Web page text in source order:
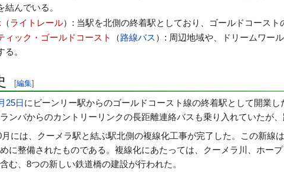
結んでいる。
（ライトレール）: 当駅を北側の終着駅としており、ゴールドコース
ィック・ゴールドコースト
（路線バス ）: 周辺地域や、ドリームワー
る。
[編集]
25日にビーンリー駅からのゴールドコースト線の終着駅として開業
ンバからのカントリーリンクの長距離連絡バスも乗り入れていたが
月には、クーメラ駅と結ぶ駅北側の複線化工事が完了した。この新
に整備されたものである。複線化にあたっては、クーメラ川、ホー
む、8つの新しい鉄道橋の建設が行われた。